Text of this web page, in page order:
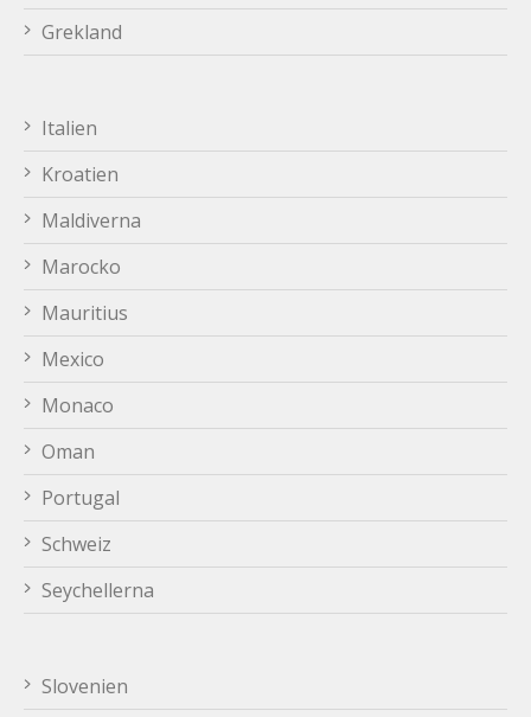
Grekland
Italien
Kroatien
Maldiverna
Marocko
Mauritius
Mexico
Monaco
Oman
Portugal
Schweiz
Seychellerna
Slovenien